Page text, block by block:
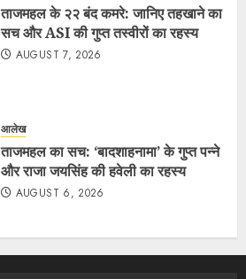
ताजमहल के २२ बंद कमरे: जानिए तहखाने का
सच और ASI की गुप्त तस्वीरों का रहस्य
AUGUST 7, 2026
आलेख
ताजमहल का सच: ‘बादशाहनामा’ के गुप्त पन्ने
और राजा जयसिंह की हवेली का रहस्य
AUGUST 6, 2026